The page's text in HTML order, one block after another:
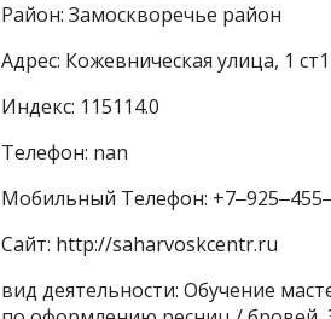
Район: Замоскворечье район
Адрес: Кожевническая улица, 1 ст1
Индекс: 115114.0
Телефон: nan
Мобильный Телефон:
Сайт: http://saharvoskcentr.ru
вид деятельности: Обучение